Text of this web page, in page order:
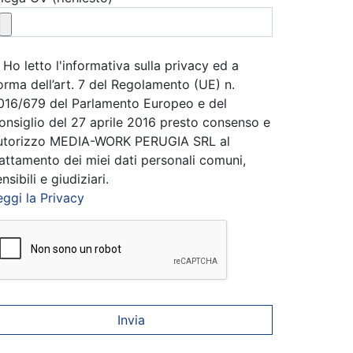
Ho letto l'informativa sulla privacy ed a
dell’art. 7 del Regolamento (UE) n.
679 del Parlamento Europeo e del
del 27 aprile 2016 presto consenso e
MEDIA-WORK PERUGIA SRL al
dei miei dati personali comuni,
e giudiziari.
la Privacy